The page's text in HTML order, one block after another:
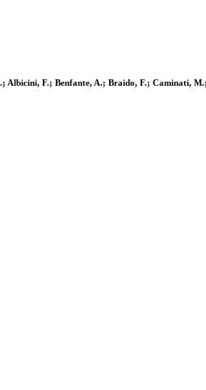
Albicini, F.; Benfante, A.; Braido, F.;